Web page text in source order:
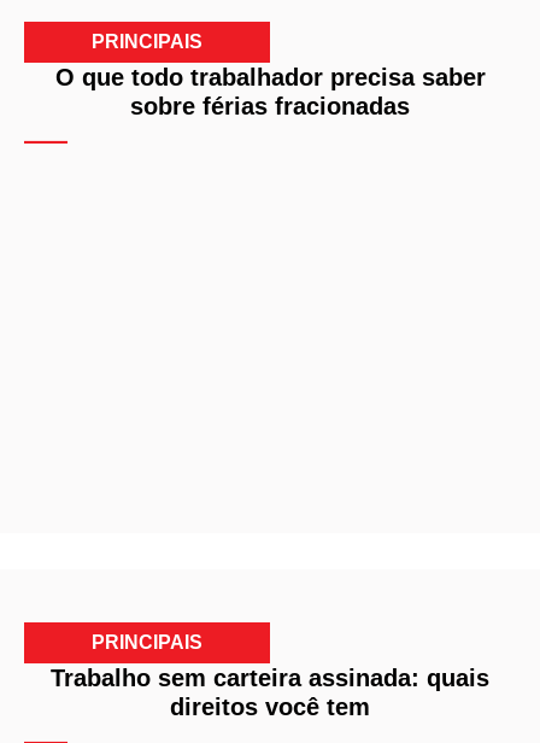
PRINCIPAIS
O que todo trabalhador precisa saber
sobre férias fracionadas
PRINCIPAIS
Trabalho sem carteira assinada: quais
direitos você tem